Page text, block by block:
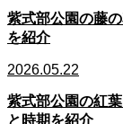
紫式部公園の藤
を紹介
2026.05.22
紫式部公園の紅
と時期を紹介